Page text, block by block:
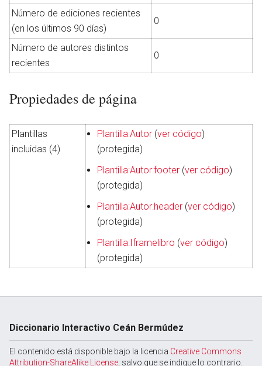
Número de ediciones recientes
(en los últimos 90 días)
0
Número de autores distintos
recientes
0
Propiedades de página
Plantillas
incluidas (4)
Plantilla:Autor (ver código)
(protegida)
Plantilla:Autor:footer (ver código)
(protegida)
Plantilla:Autor:header (ver código)
(protegida)
Plantilla:Iframelibro (ver código)
(protegida)
Diccionario Interactivo Ceán Bermúdez
El contenido está disponible bajo la licencia Creative Commons
Attribution-ShareAlike License , salvo que se indique lo contrario.